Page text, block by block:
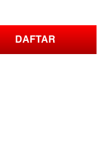
DAFTAR